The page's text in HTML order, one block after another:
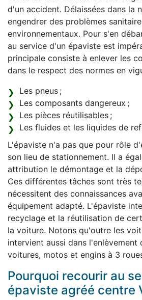
d'un accident. Délaissées dans la
engendrer des problèmes
environnementaux. Pour s'en
au service d'un épaviste est
principale consiste à enlever les
dans le respect des normes en
Les pneus ;
Les composants dangereux ;
Les pièces réutilisables ;
Les fluides et les liquides de
L'épaviste n'a pas que pour rôle
son lieu de stationnement. Il a
attribution le démontage et la
Ces différentes tâches sont très
nécessitent des connaissances
équipement adapté. L'épaviste
recyclage et la réutilisation de
la voiture. Notons qu'outre les
intervient aussi dans l'enlèvement
voitures, motos et engins à 3
Pourquoi recourir au
épaviste agréé centre